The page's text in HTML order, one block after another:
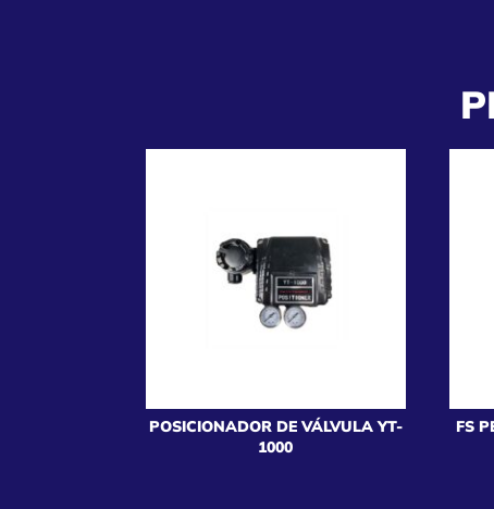
POSICIONADOR DE VÁLVULA YT-
1000
FS